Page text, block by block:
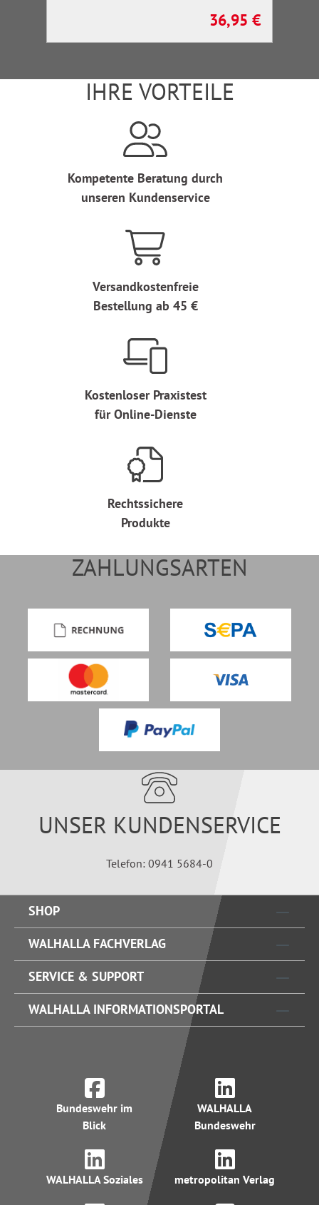
Regulärer Preis:
36,95 €
IHRE VORTEILE
Kompetente Beratung durch
unseren Kundenservice
Versandkostenfreie
Bestellung ab 45 €
Kostenloser Praxistest
für Online-Dienste
Rechtssichere
Produkte
ZAHLUNGSARTEN
UNSER KUNDENSERVICE
Telefon: 0941 5684-0
SHOP
WALHALLA FACHVERLAG
SERVICE & SUPPORT
WALHALLA INFORMATIONSPORTAL
Bundeswehr im
Blick
WALHALLA
Bundeswehr
WALHALLA Soziales metropolitan Verlag